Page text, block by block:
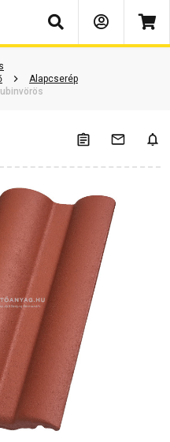
Keresés
Alapcserép
válaszok Kapcsolódó cikkek